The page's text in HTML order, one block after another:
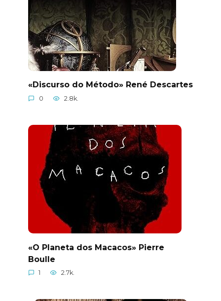
«Discurso do Método» René Descartes
0 2.8k.
«O Planeta dos Macacos» Pierre
Boulle
1 2.7k.